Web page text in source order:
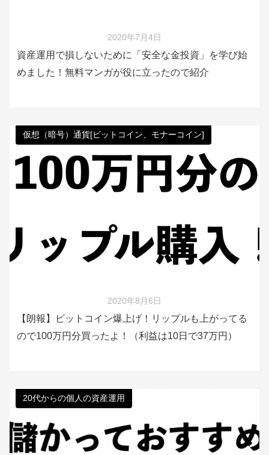
2020年7月4日
資産運用で損しないために「安全な金投資」を学び始
めました！無料マンガが役に立ったので紹介
仮想（暗号）通貨[ビットコイン、モナーコイン]
2020年8月6日
【朗報】ビットコイン爆上げ！リップルも上がってる
ので100万円分買ったよ！（利益は10日で37万円）
20代からの個人の資産運用